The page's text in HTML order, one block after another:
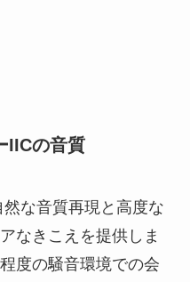
IICの音質
な音質再現と高度な
なきこえを提供しま
度の騒音環境での会